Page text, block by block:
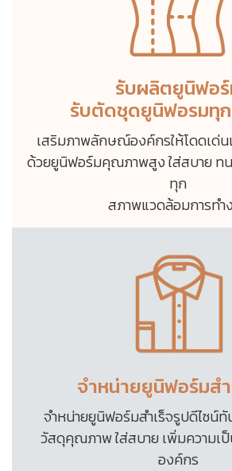
รับผลิตยูนิฟอ
รับตัดชุดยูนิฟอรมทุ
เสริมภาพลักษณ์องค์กรให้โดดเด่น
ด้วยยูนิฟอร์มคุณภาพสูง ใส่สบาย ทน
ทุก
สภาพแวดล้อมการทำ
จำหน่ายยูนิฟอร์มสำ
จำหน่ายยูนิฟอร์มสำเร็จรูปดีไซน์
วัสดุคุณภาพ ใส่สบาย เพิ่มความเ
องค์กร